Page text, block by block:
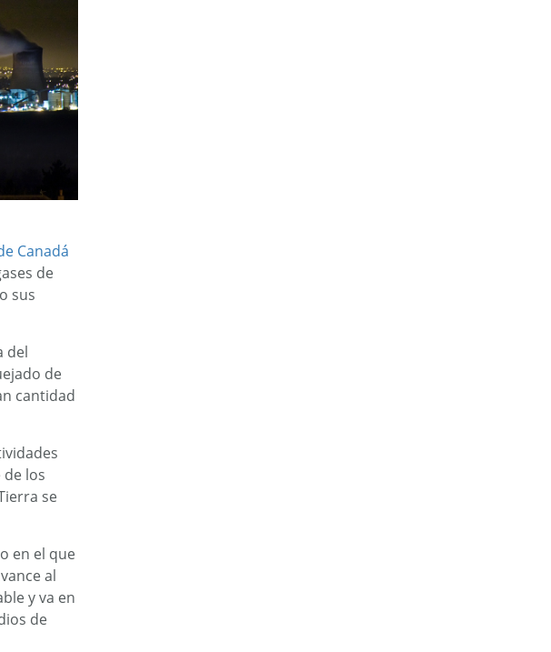
Canadá
de
sus
del
de
cantidad
los
se
en el que
al
y va en
de